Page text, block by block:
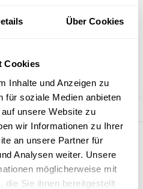
Über Cookies
Cookies
Inhalte und Anzeigen zu
für soziale Medien anbieten
unsere Website zu
wir Informationen zu Ihrer
an unsere Partner für
Analysen weiter. Unsere
möglicherweise mit
die Sie ihnen bereitgestellt